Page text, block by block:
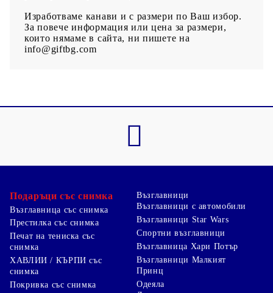
Изработваме канави и с размери по Ваш избор.
За повече информация или цена за размери,
които нямаме в сайта, ни пишете на
info@giftbg.com
Подаръци със снимка
Възглавница със снимка
Престилка със снимка
Печат на тениска със
снимка
ХАВЛИИ / КЪРПИ със
снимка
Покривка със снимка
Възглавници
Възглавници с автомобили
Възглавници Star Wars
Спортни възглавници
Възглавница Хари Потър
Възглавници Малкият
Принц
Одеяла